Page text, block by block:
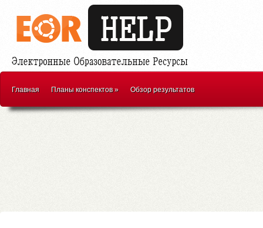
Главная Планы конспектов» Обзор результатов